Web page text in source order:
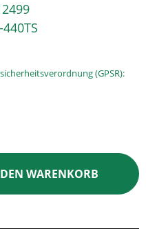
(GPSR):
gewünschten
WARENKORB